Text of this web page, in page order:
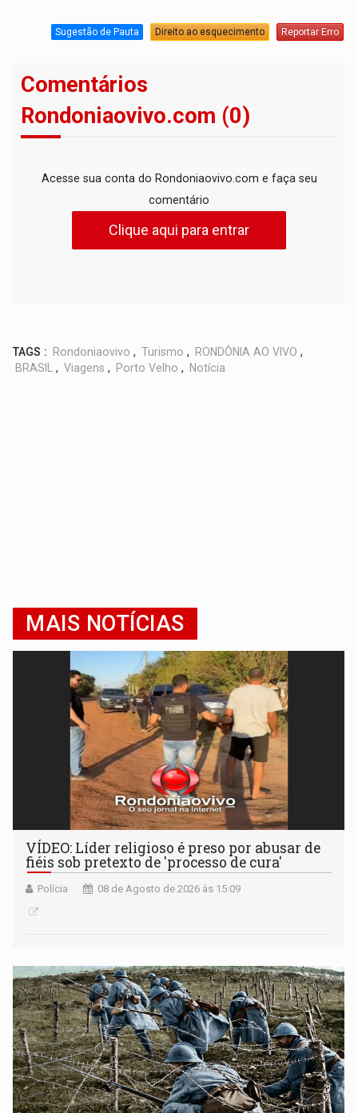
Sugestão de Pauta Direito ao esquecimento Reportar Erro
Comentários
Rondoniaovivo.com (0)
Acesse sua conta do Rondoniaovivo.com e faça seu
comentário
Clique aqui para entrar
TAGS : Rondoniaovivo , Turismo , RONDÔNIA AO VIVO ,
BRASIL , Viagens , Porto Velho , Notícia
MAIS NOTÍCIAS
VÍDEO: Líder religioso é preso por abusar de
fiéis sob pretexto de 'processo de cura'
Polícia 08 de Agosto de 2026 às 15:09